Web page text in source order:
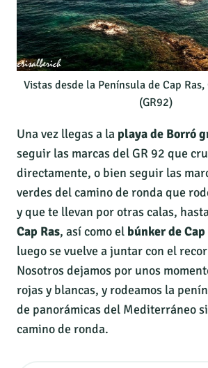
Vistas desde la Península de Cap
(GR92)
Una vez llegas a la playa de Borró
seguir las marcas del GR 92 que
directamente, o bien seguir las
verdes del camino de ronda que
y que te llevan por otras calas,
Cap Ras, así como el búnker de Cap
luego se vuelve a juntar con el
Nosotros dejamos por unos
rojas y blancas, y rodeamos la
de panorámicas del Mediterráneo
camino de ronda.